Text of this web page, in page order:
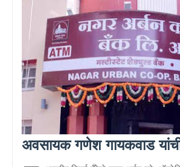
अवसायक गणेश गायकवाड यांची